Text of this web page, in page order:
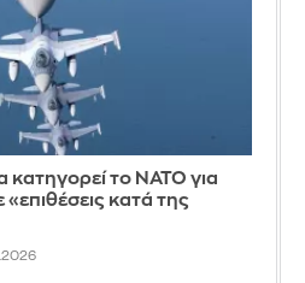
το ΝΑΤΟ για
κατά της